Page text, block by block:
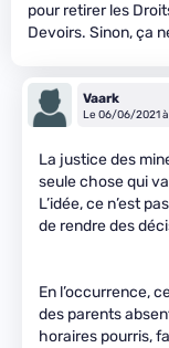
pour retirer les
Devoirs. Sinon, ça
Vaark
Le 06/06/2021
La justice des
seule chose qui
L’idée, ce n’est
de rendre des
En l’occurrence,
des parents
horaires pourris,